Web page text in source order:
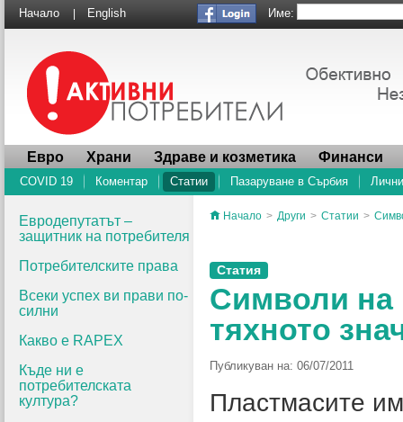
Начало English Име:
Евро Храни Здраве и козметика Финанси
COVID 19 Коментар Статии Пазаруване в Сърбия
Евродепутатът –
защитник на потребителя
Потребителските права
Всеки успех ви прави по-
силни
Какво e RAPEX
Къде ни е
потребителската
култура?
Начало > Други > Статии >
Статия
Символи на
тяхното
Публикуван на: 06/07/2011
Пластмасите